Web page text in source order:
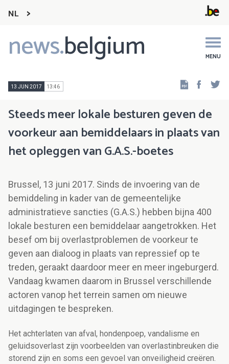
NL
news.belgium MENU
Main
navigation
13 JUN 2017 13:46
Steeds meer lokale besturen geven de
voorkeur aan bemiddelaars in plaats van
het opleggen van G.A.S.-boetes
Brussel, 13 juni 2017. Sinds de invoering van de
bemiddeling in kader van de gemeentelijke
administratieve sancties (G.A.S.) hebben bijna 400
lokale besturen een bemiddelaar aangetrokken. Het
besef om bij overlastproblemen de voorkeur te
geven aan dialoog in plaats van repressief op te
treden, geraakt daardoor meer en meer ingeburgerd.
Vandaag kwamen daarom in Brussel verschillende
actoren vanop het terrein samen om nieuwe
uitdagingen te bespreken.
Het achterlaten van afval, hondenpoep, vandalisme en
geluidsoverlast zijn voorbeelden van overlastinbreuken die
storend zijn en soms een gevoel van onveiligheid creëren.